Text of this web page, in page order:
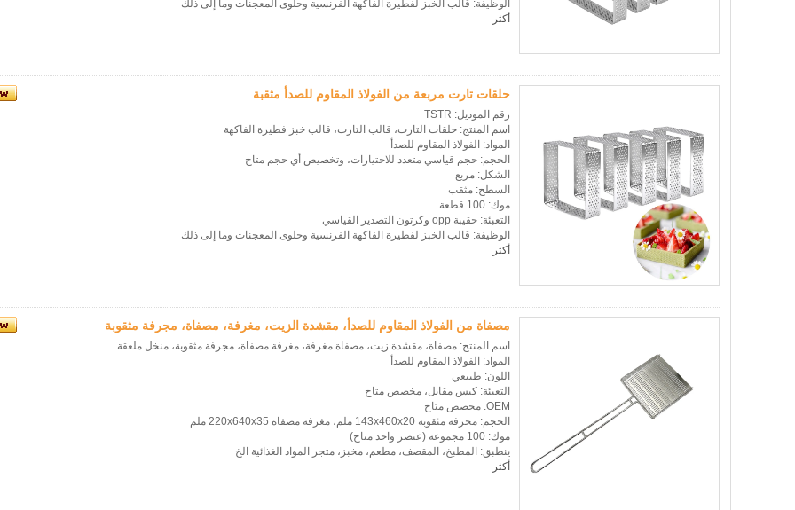
اتصل الآن
الوظيفة: قالب الخبز لفطيرة الفاكهة الفرنسية وحلوى المعجنات وما إلى ذلك
أكثر
حلقات تارت مربعة من الفولاذ المقاوم للصدأ مثقبة
رقم الموديل: TSTR
اسم المنتج: حلقات التارت، قالب التارت، قالب خبز فطيرة الفاكهة
المواد: الفولاذ المقاوم للصدأ
الحجم: حجم قياسي متعدد للاختيارات، وتخصيص أي حجم متاح
الشكل: مربع
السطح: مثقب
موك: 100 قطعة
التعبئة: حقيبة opp وكرتون التصدير القياسي
الوظيفة: قالب الخبز لفطيرة الفاكهة الفرنسية وحلوى المعجنات وما إلى ذلك
أكثر
مصفاة من الفولاذ المقاوم للصدأ، مقشدة الزيت، مغرفة، مصفاة، مجرفة مثقوبة
اسم المنتج: مصفاة، مقشدة زيت، مصفاة مغرفة، مغرفة مصفاة، مجرفة مثقوبة، منخل ملعقة
المواد: الفولاذ المقاوم للصدأ
اللون: طبيعي
التعبئة: كيس مقابل، مخصص متاح
OEM: مخصص متاح
الحجم: مجرفة مثقوبة 143x460x20 ملم، مغرفة مصفاة 220x640x35 ملم
موك: 100 مجموعة (عنصر واحد متاح)
ينطبق: المطبخ، المقصف، مطعم، مخبز، متجر المواد الغذائية الخ
أكثر